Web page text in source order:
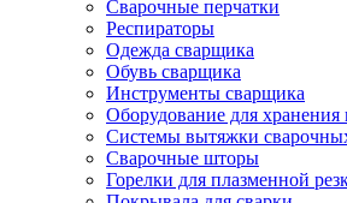
Сварочные перчатки
Респираторы
Одежда сварщика
Обувь сварщика
Инструменты сварщика
Оборудование для хранения
Системы вытяжки
Сварочные шторы
Горелки для плазменной